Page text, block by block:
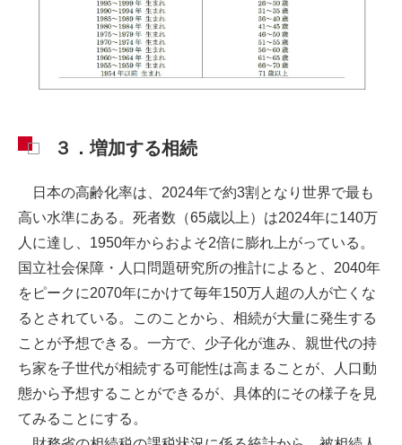
３．増加する相続
日本の高齢化率は、2024年で約3割となり世界で最も
高い水準にある。死者数（65歳以上）は2024年に140万
人に達し、1950年からおよそ2倍に膨れ上がっている。
国立社会保障・人口問題研究所の推計によると、2040年
をピークに2070年にかけて毎年150万人超の人が亡くな
るとされている。このことから、相続が大量に発生する
ことが予想できる。一方で、少子化が進み、親世代の持
ち家を子世代が相続する可能性は高まることが、人口動
態から予想することができるが、具体的にその様子を見
てみることにする。